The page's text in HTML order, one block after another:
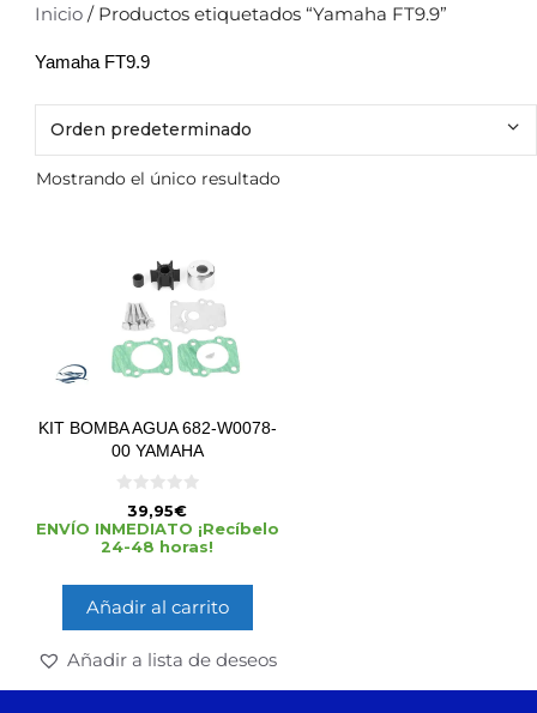
Inicio / Productos etiquetados “Yamaha FT9.9”
Yamaha FT9.9
Mostrando el único resultado
KIT BOMBA AGUA 682-W0078-
00 YAMAHA
e
5
39,95€
ENVÍO INMEDIATO ¡Recíbelo
24-48 horas!
Añadir al carrito
Añadir a lista de deseos